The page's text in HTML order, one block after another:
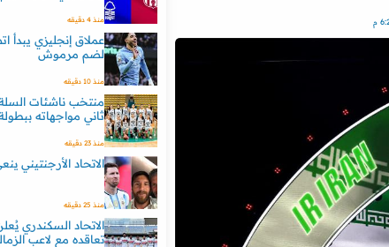
منذ 4 دقيقه
عملاق إنجليزي يبدأ
لضم مرموش
منذ 10 دقيقه
منتخب ناشئات
ثاني مواجهاته
منذ 23 دقيقه
الاتحاد الأرجنتيني
منذ 25 دقيقه
الاتحاد السكندري
تعاقده مع لاعب